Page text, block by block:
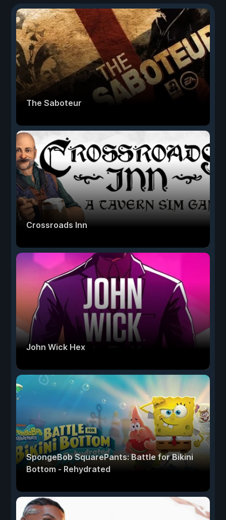
The Saboteur
Crossroads Inn
John Wick Hex
SpongeBob SquarePants: Battle for Bikini
Bottom - Rehydrated